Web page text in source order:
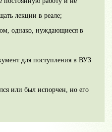
лекции в реале;
однако, нуждающиеся в
для поступления в ВУЗ
или был испорчен, но его